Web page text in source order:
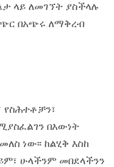
ላይ ለመገኘት ያስችላሉ
በአጭሩ ለማቅረብ
የስሕተቶቻን፣
በእውነት
ነው፡፡ ከልሂቅ እስከ
ሁላችንም መበደላችንን